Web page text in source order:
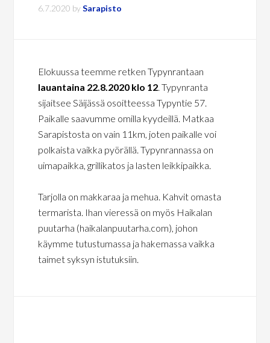
6.7.2020 bySarapisto
Elokuussa teemme retken Typynrantaan
lauantaina 22.8.2020 klo 12. Typynranta
sijaitsee Säijässä osoitteessa Typyntie 57.
Paikalle saavumme omilla kyydeillä. Matkaa
Sarapistosta on vain 11km, joten paikalle voi
polkaista vaikka pyörällä. Typynrannassa on
uimapaikka, grillikatos ja lasten leikkipaikka.
Tarjolla on makkaraa ja mehua. Kahvit omasta
termarista. Ihan vieressä on myös Haikalan
puutarha (haikalanpuutarha.com), johon
käymme tutustumassa ja hakemassa vaikka
taimet syksyn istutuksiin.